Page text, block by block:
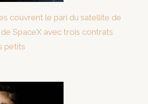
couvrent le pari du satellite de
SpaceX avec trois contrats
petits